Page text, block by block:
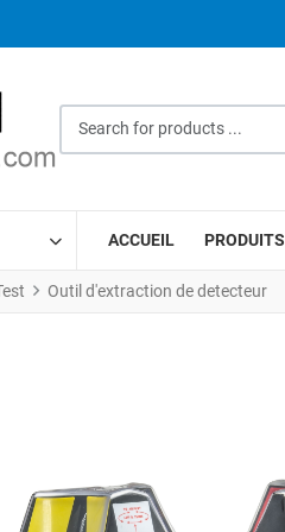
ACCUEIL PRODUITS
Outil d'extraction de detecteur